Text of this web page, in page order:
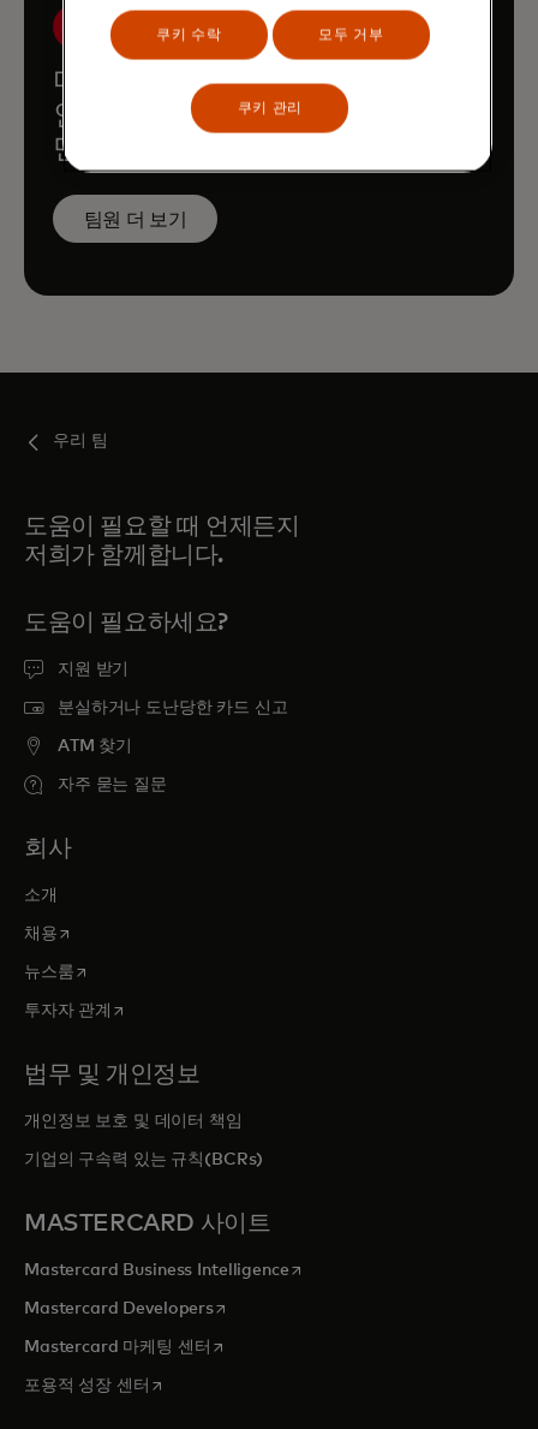
마스터카드 이코노믹스
인스티튜트의 다른 팀원들을
만나보세요.
팀원 더 보기
우리 팀
도움이 필요할 때 언제든지
저희가 함께합니다.
도움이 필요하세요?
지원 받기
분실하거나 도난당한 카드 신고
ATM 찾기
자주 묻는 질문
회사
소개
채용새 탭에서 열림
뉴스룸새 탭에서 열림
투자자 관계 새 탭에서 열림
법무 및 개인정보
개인정보 보호 및 데이터 책임
기업의 구속력 있는 규칙(BCRs)
MASTERCARD 사이트
Mastercard Business Intelligence새 탭에서 열림
Mastercard Developers새 탭에서 열림
Mastercard 마케팅 센터 새 탭에서 열림
포용적 성장 센터 새 탭에서 열림
쿠키 수락 모두 거부
쿠키 관리